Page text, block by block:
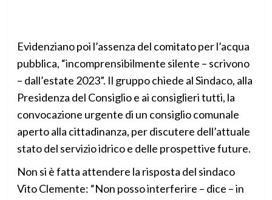
Evidenziano poi l’assenza del comitato per l’acqua
pubblica, “incomprensibilmente silente – scrivono
– dall’estate 2023”. Il gruppo chiede al Sindaco, alla
Presidenza del Consiglio e ai consiglieri tutti, la
convocazione urgente di un consiglio comunale
aperto alla cittadinanza, per discutere dell’attuale
stato del servizio idrico e delle prospettive future.
Non si è fatta attendere la risposta del sindaco
Vito Clemente: “Non posso interferire – dice – in